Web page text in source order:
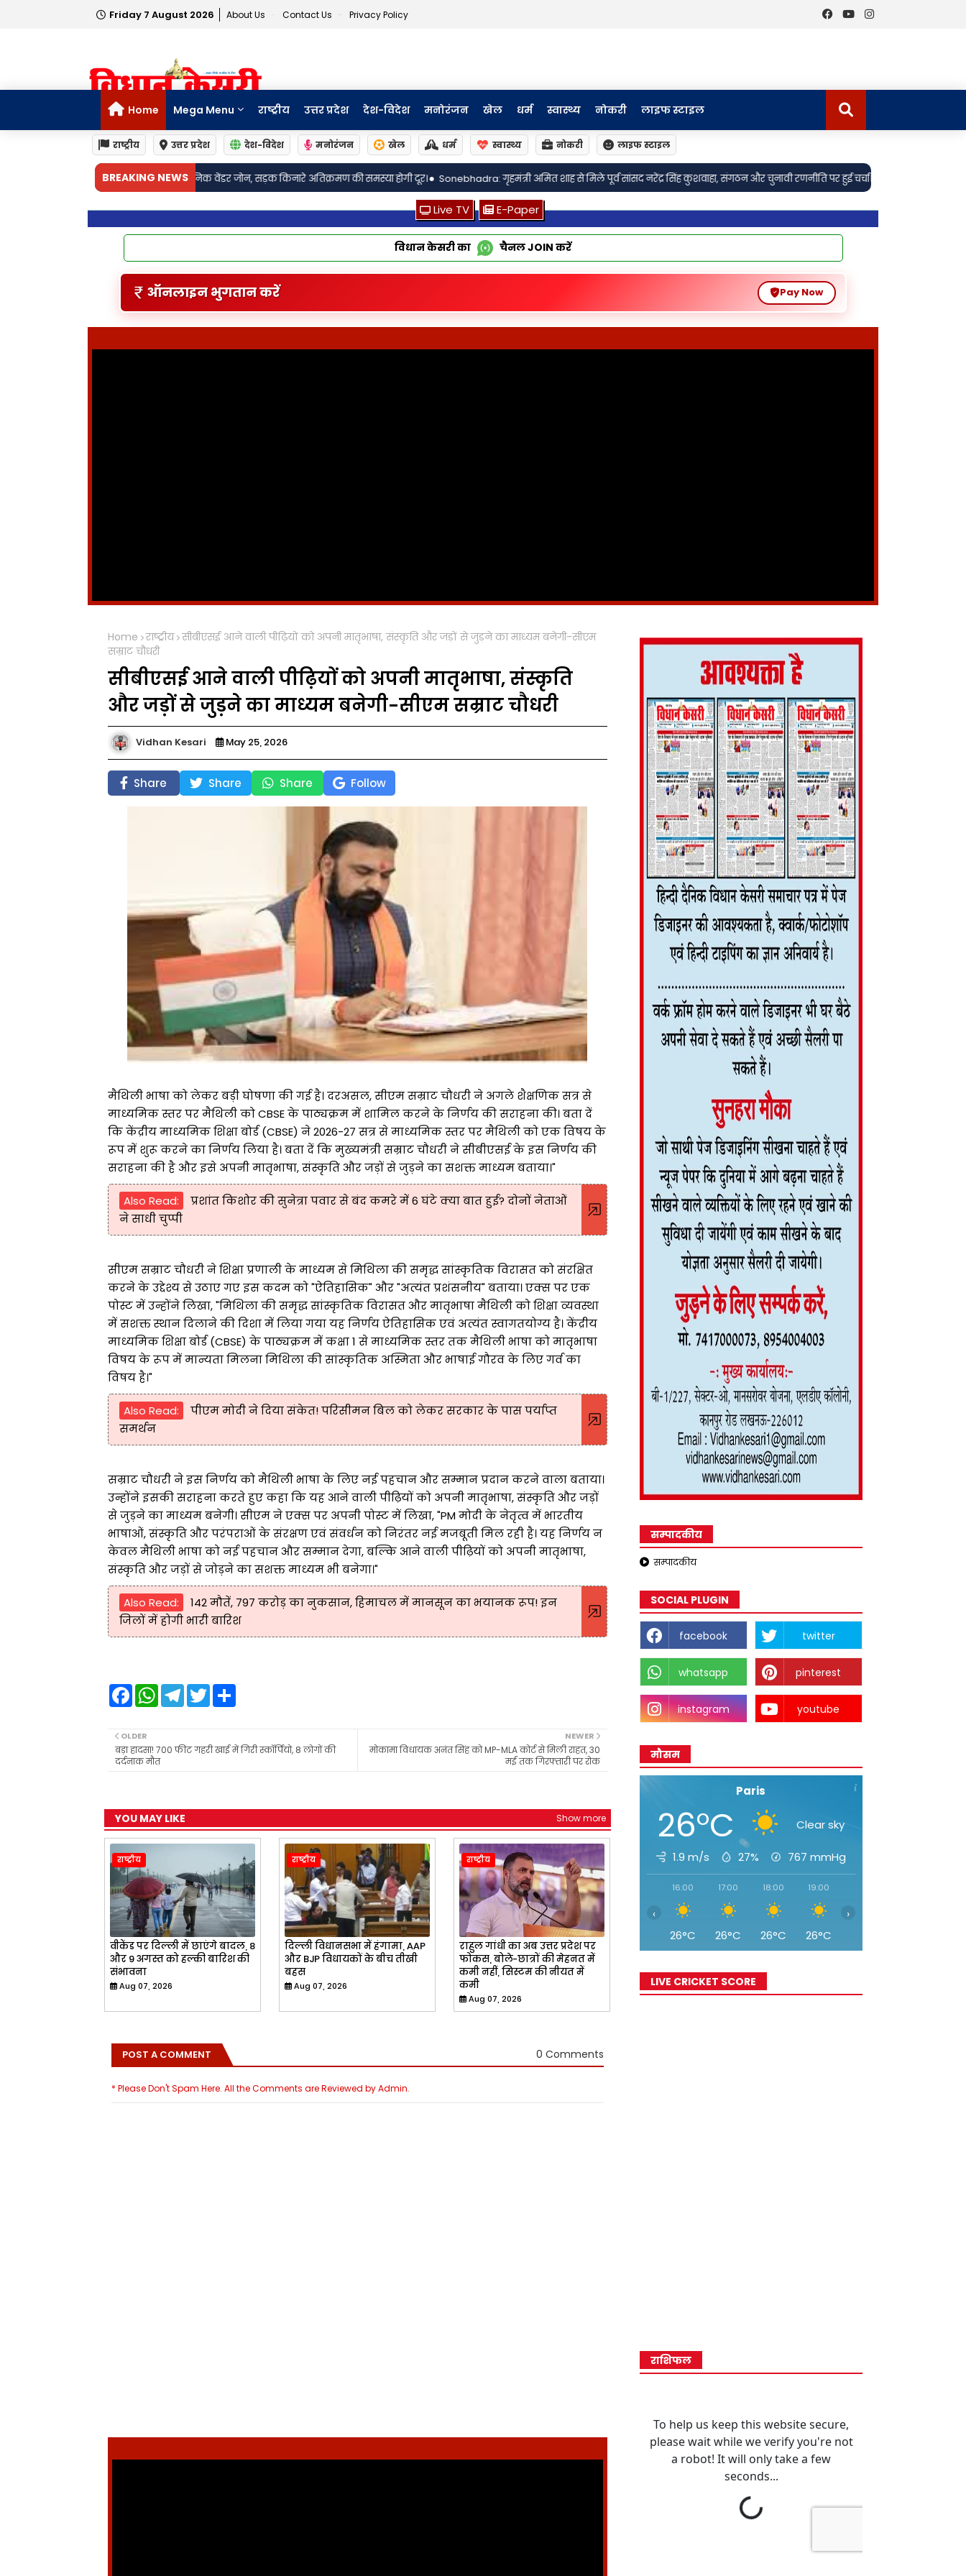
Friday 7 August 2026 About Us Contact Us Privacy Policy
Home Mega Menu राष्ट्रीय उत्तर प्रदेश देश-विदेश मनोरंजन खेल धर्म स्वास्थ्य नोकरी लाइफ स्टाइल
राष्ट्रीय उत्तर प्रदेश देश-विदेश मनोरंजन खेल धर्म स्वास्थ्य नोकरी लाइफ स्टाइल
BREAKING NEWS
में बनेगा आधुनिक वेंडर जोन, सड़क किनारे अतिक्रमण की समस्या होगी दूर।• Sonebhadra: गृहमंत्री अमित शाह से मिले पूर्व सांसद नरेंद्र सिंह कुशवाहा, संगठन और चुनावी रणनीति पर हुई चर्चा।• Sonebhadra: वाराणसी-शक्तिनगर राज्यमार्ग पर
Live TV E-Paper
विधान केसरी का चैनलJOIN करें
ऑनलाइन भुगतान करें Pay Now
Home राष्ट्रीय सीबीएसई आने वाली पीढ़ियों को अपनी मातृभाषा, संस्कृति और जड़ों से जुड़ने का माध्यम बनेगी-सीएम
सम्राट चौधरी
सीबीएसई आने वाली पीढ़ियों को अपनी मातृभाषा, संस्कृति
और जड़ों से जुड़ने का माध्यम बनेगी-सीएम सम्राट चौधरी
Vidhan Kesari May 25, 2026
Share Share Share Follow
मैथिली भाषा को लेकर बड़ी घोषणा की गई है। दरअसल, सीएम सम्राट चौधरी ने अगले शैक्षणिक सत्र से
माध्यमिक स्तर पर मैथिली को CBSE के पाठ्यक्रम में शामिल करने के निर्णय की सराहना की। बता दें
कि केंद्रीय माध्यमिक शिक्षा बोर्ड (CBSE) ने 2026-27 सत्र से माध्यमिक स्तर पर मैथिली को एक विषय के
रूप में शुरू करने का निर्णय लिया है। बता दें कि मुख्यमंत्री सम्राट चौधरी ने सीबीएसई के इस निर्णय की
सराहना की है और इसे अपनी मातृभाषा, संस्कृति और जड़ों से जुड़ने का सशक्त माध्यम बताया।"
Also Read:
प्रशांत किशोर की सुनेत्रा पवार से बंद कमरे में 6 घंटे क्या बात हुई? दोनों नेताओं
ने साधी चुप्पी
सीएम सम्राट चौधरी ने शिक्षा प्रणाली के माध्यम से मिथिला की समृद्ध सांस्कृतिक विरासत को संरक्षित
करने के उद्देश्य से उठाए गए इस कदम को "ऐतिहासिक" और "अत्यंत प्रशंसनीय" बताया। एक्स पर एक
पोस्ट में उन्होंने लिखा, "मिथिला की समृद्ध सांस्कृतिक विरासत और मातृभाषा मैथिली को शिक्षा व्यवस्था
में सशक्त स्थान दिलाने की दिशा में लिया गया यह निर्णय ऐतिहासिक एवं अत्यंत स्वागतयोग्य है। केंद्रीय
माध्यमिक शिक्षा बोर्ड (CBSE) के पाठ्यक्रम में कक्षा 1 से माध्यमिक स्तर तक मैथिली भाषा को मातृभाषा
विषय के रूप में मान्यता मिलना मिथिला की सांस्कृतिक अस्मिता और भाषाई गौरव के लिए गर्व का
विषय है।"
Also Read:
पीएम मोदी ने दिया संकेत! परिसीमन बिल को लेकर सरकार के पास पर्याप्त
समर्थन
सम्राट चौधरी ने इस निर्णय को मैथिली भाषा के लिए नई पहचान और सम्मान प्रदान करने वाला बताया।
उन्होंने इसकी सराहना करते हुए कहा कि यह आने वाली पीढ़ियों को अपनी मातृभाषा, संस्कृति और जड़ों
से जुड़ने का माध्यम बनेगी। सीएम ने एक्स पर अपनी पोस्ट में लिखा, "PM मोदी के नेतृत्व में भारतीय
भाषाओं, संस्कृति और परंपराओं के संरक्षण एवं संवर्धन को निरंतर नई मजबूती मिल रही है। यह निर्णय न
केवल मैथिली भाषा को नई पहचान और सम्मान देगा, बल्कि आने वाली पीढ़ियों को अपनी मातृभाषा,
संस्कृति और जड़ों से जोड़ने का सशक्त माध्यम भी बनेगा।"
Also Read:
142 मौतें, 797 करोड़ का नुकसान, हिमाचल में मानसून का भयानक रूप! इन
जिलों में होगी भारी बारिश
F
a
b
o
o
W
A
p
T
e
r
T
e
S
NEWER
मोकामा विधायक अनंत सिंह को MP-MLA कोर्ट से मिली राहत, 30
मई तक गिरफ्तारी पर रोक
OLDER
बड़ा हादसा! 700 फीट गहरी खाई में गिरी स्कॉर्पियो, 8 लोगों की
दर्दनाक मौत
YOU MAY LIKE Show more
राष्ट्रीय
वीकेंड पर दिल्ली में छाएंगे बादल, 8
और 9 अगस्त को हल्की बारिश की
संभावना
Aug 07, 2026
राष्ट्रीय
दिल्ली विधानसभा में हंगामा, AAP
और BJP विधायकों के बीच तीखी
बहस
Aug 07, 2026
राष्ट्रीय
राहुल गांधी का अब उत्तर प्रदेश पर
फोकस, बोले-छात्रों की मेहनत में
कमी नहीं, सिस्टम की नीयत में
कमी
Aug 07, 2026
POST A COMMENT 0 Comments
* Please Don't Spam Here. All the Comments are Reviewed by Admin.
सम्पादकीय
सम्पादकीय
SOCIAL PLUGIN
facebook twitter
whatsapp pinterest
instagram youtube
मौसम
Paris
26°C Clear sky
1.9 m/s 27% 767 mmHg
16:00
26°C
17:00
26°C
18:00
26°C
19:00
26°C
‹ ›
LIVE CRICKET SCORE
राशिफल